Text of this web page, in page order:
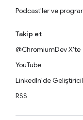
Podcast'ler ve
Takip et
@ChromiumDev X'te
YouTube
LinkedIn'de
RSS